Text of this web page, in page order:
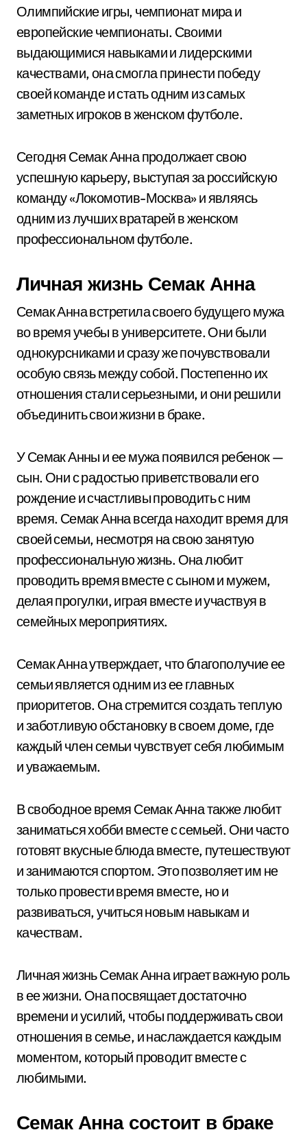
Олимпийские игры, чемпионат мира и
европейские чемпионаты. Своими
выдающимися навыками и лидерскими
качествами, она смогла принести победу
своей команде и стать одним из самых
заметных игроков в женском футболе.
Сегодня Семак Анна продолжает свою
успешную карьеру, выступая за российскую
команду «Локомотив-Москва» и являясь
одним из лучших вратарей в женском
профессиональном футболе.
Личная жизнь Семак Анна
Семак Анна встретила своего будущего мужа
во время учебы в университете. Они были
однокурсниками и сразу же почувствовали
особую связь между собой. Постепенно их
отношения стали серьезными, и они решили
объединить свои жизни в браке.
У Семак Анны и ее мужа появился ребенок —
сын. Они с радостью приветствовали его
рождение и счастливы проводить с ним
время. Семак Анна всегда находит время для
своей семьи, несмотря на свою занятую
профессиональную жизнь. Она любит
проводить время вместе с сыном и мужем,
делая прогулки, играя вместе и участвуя в
семейных мероприятиях.
Семак Анна утверждает, что благополучие ее
семьи является одним из ее главных
приоритетов. Она стремится создать теплую
и заботливую обстановку в своем доме, где
каждый член семьи чувствует себя любимым
и уважаемым.
В свободное время Семак Анна также любит
заниматься хобби вместе с семьей. Они часто
готовят вкусные блюда вместе, путешествуют
и занимаются спортом. Это позволяет им не
только провести время вместе, но и
развиваться, учиться новым навыкам и
качествам.
Личная жизнь Семак Анна играет важную роль
в ее жизни. Она посвящает достаточно
времени и усилий, чтобы поддерживать свои
отношения в семье, и наслаждается каждым
моментом, который проводит вместе с
любимыми.
Семак Анна состоит в браке